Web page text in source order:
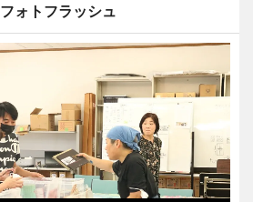
フォトフラッシュ